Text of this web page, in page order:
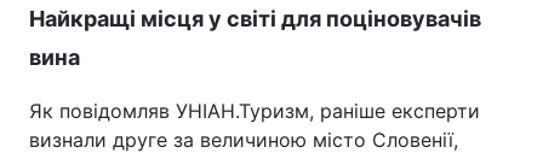
Найкращі місця у світі для поціновувачів
вина
Як повідомляв УНІАН.Туризм, раніше експерти
визнали друге за величиною місто Словенії,